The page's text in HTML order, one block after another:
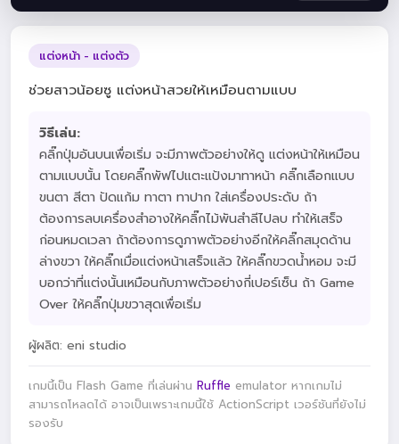
แต่งหน้า - แต่งตัว
ช่วยสาวน้อยซู แต่งหน้าสวยให้เหมือนตามแบบ
วิธีเล่น:
คลิ๊กปุ่มอันบนเพื่อเริ่ม จะมีภาพตัวอย่างให้ดู แต่งหน้าให้เหมือน
ตามแบบนั้น โดยคลิ๊กพัฟไปแตะแป้งมาทาหน้า คลิ๊กเลือกแบบ
ขนตา สีตา ปัดแก้ม ทาตา ทาปาก ใส่เครื่องประดับ ถ้า
ต้องการลบเครื่องสำอางให้คลิ๊กไม้พันสำลีไปลบ ทำให้เสร็จ
ก่อนหมดเวลา ถ้าต้องการดูภาพตัวอย่างอีกให้คลิ๊กสมุดด้าน
ล่างขวา ให้คลิ๊กเมื่อแต่งหน้าเสร็จแล้ว ให้คลิ๊กขวดน้ำหอม จะมี
บอกว่าที่แต่งนั้นเหมือนกับภาพตัวอย่างกี่เปอร์เซ็น ถ้า Game
Over ให้คลิ๊กปุ่มขวาสุดเพื่อเริ่ม
ผู้ผลิต: eni studio
เกมนี้เป็น Flash Game ที่เล่นผ่าน Ruffle emulator หากเกมไม่
สามารถโหลดได้ อาจเป็นเพราะเกมนี้ใช้ ActionScript เวอร์ชันที่ยังไม่
รองรับ